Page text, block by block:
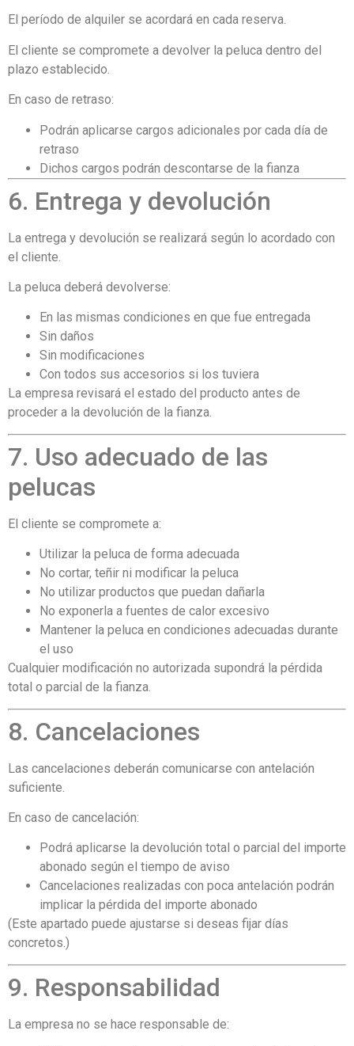
El período de alquiler se acordará en cada reserva.
El cliente se compromete a devolver la peluca dentro del
plazo establecido.
En caso de retraso:
Podrán aplicarse cargos adicionales por cada día de
retraso
Dichos cargos podrán descontarse de la fianza
6. Entrega y devolución
La entrega y devolución se realizará según lo acordado con
el cliente.
La peluca deberá devolverse:
En las mismas condiciones en que fue entregada
Sin daños
Sin modificaciones
Con todos sus accesorios si los tuviera
La empresa revisará el estado del producto antes de
proceder a la devolución de la fianza.
7. Uso adecuado de las
pelucas
El cliente se compromete a:
Utilizar la peluca de forma adecuada
No cortar, teñir ni modificar la peluca
No utilizar productos que puedan dañarla
No exponerla a fuentes de calor excesivo
Mantener la peluca en condiciones adecuadas durante
el uso
Cualquier modificación no autorizada supondrá la pérdida
total o parcial de la fianza.
8. Cancelaciones
Las cancelaciones deberán comunicarse con antelación
suficiente.
En caso de cancelación:
Podrá aplicarse la devolución total o parcial del importe
abonado según el tiempo de aviso
Cancelaciones realizadas con poca antelación podrán
implicar la pérdida del importe abonado
(Este apartado puede ajustarse si deseas fijar días
concretos.)
9. Responsabilidad
La empresa no se hace responsable de: